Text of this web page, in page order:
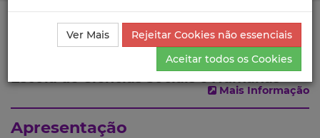
Ciência_Iscte Escolas
Escola de Ciências Sociais e
Humanas
Mais Informação
Apresentação
Ver Mais
Rejeitar Cookies não essenciais
Aceitar todos os Cookies